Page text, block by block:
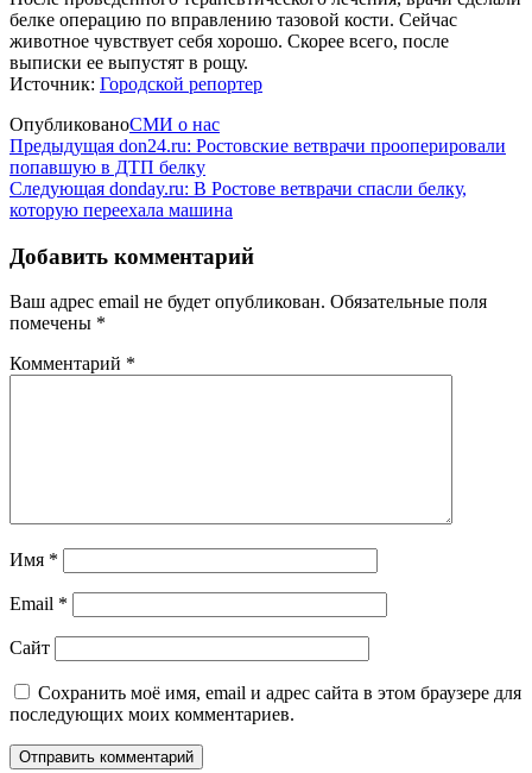
белке операцию по вправлению тазовой кости. Сейчас
животное чувствует себя хорошо. Скорее всего, после
выписки ее выпустят в рощу.
Источник: Городской репортер
ОпубликованоСМИ о нас
Навигация
по
записям
Предыдущая
запись
Предыдущая don24.ru: Ростовские ветврачи прооперировали
попавшую в ДТП белку
Следующая
запись
Следующая donday.ru: В Ростове ветврачи спасли белку,
которую переехала машина
Добавить комментарий
Ваш адрес email не будет опубликован. Обязательные поля
помечены *
Комментарий *
Имя *
Email *
Сайт
Сохранить моё имя, email и адрес сайта в этом браузере для
последующих моих комментариев.